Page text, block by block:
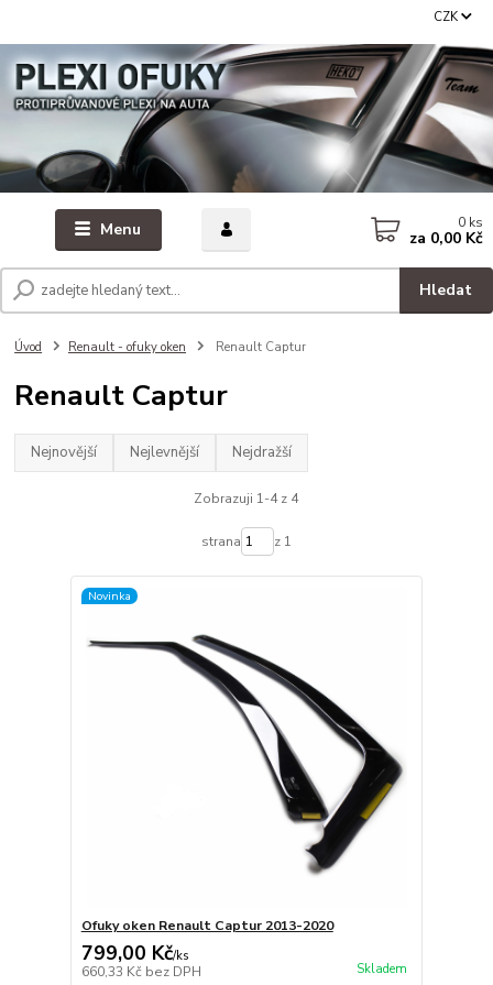
Menu
CZK
Hledat
0 ks
za 0,00 Kč
Úvod Renault - ofuky oken Renault Captur
Renault Captur
Nejnovější Nejlevnější Nejdražší
Zobrazuji 1-4 z 4
strana z 1
Novinka
Ofuky oken Renault Captur 2013-2020
799,00 Kč/ks
660,33 Kč bez DPH Skladem